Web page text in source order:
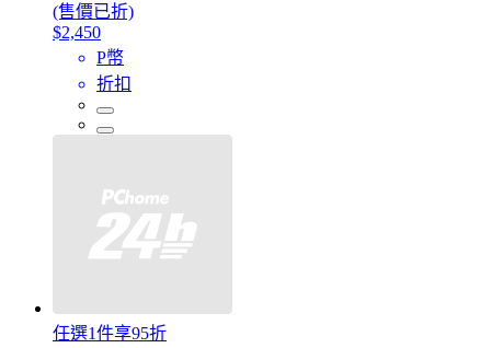
(售價已折)
$2,450
P幣
折扣
任選1件享95折